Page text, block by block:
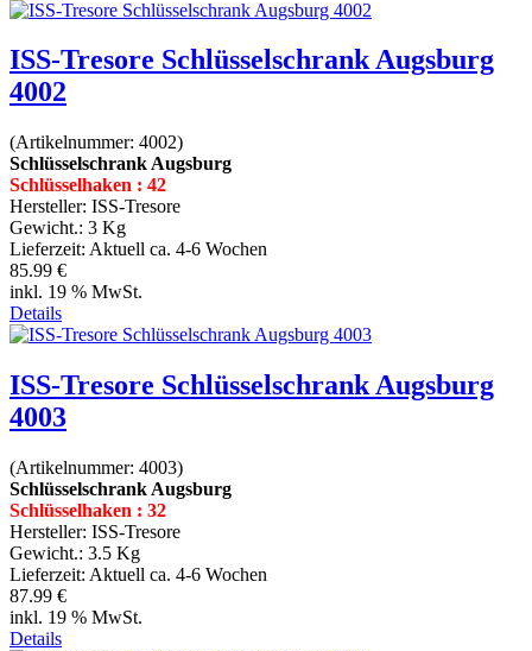
ISS-Tresore Schlüsselschrank Augsburg
4002
(Artikelnummer: 4002)
Schlüsselschrank Augsburg
Schlüsselhaken : 42
Hersteller: ISS-Tresore
Gewicht.: 3 Kg
Lieferzeit: Aktuell ca. 4-6 Wochen
85.99 €
inkl. 19 % MwSt.
Details
ISS-Tresore Schlüsselschrank Augsburg
4003
(Artikelnummer: 4003)
Schlüsselschrank Augsburg
Schlüsselhaken : 32
Hersteller: ISS-Tresore
Gewicht.: 3.5 Kg
Lieferzeit: Aktuell ca. 4-6 Wochen
87.99 €
inkl. 19 % MwSt.
Details